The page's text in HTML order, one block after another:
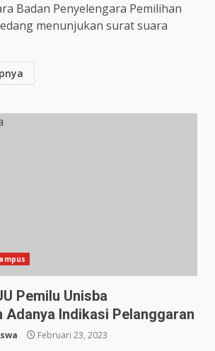
Badan Penyelengara Pemilihan
menunjukan surat suara
Pemilu Unisba
Adanya Indikasi Pelanggaran
Februari 23, 2023